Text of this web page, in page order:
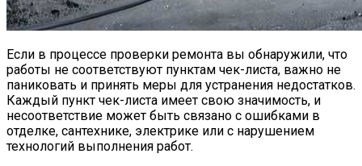
Если в процессе проверки ремонта вы обнаружили, что
работы не соответствуют пунктам чек-листа, важно не
паниковать и принять меры для устранения недостатков.
Каждый пункт чек-листа имеет свою значимость, и
несоответствие может быть связано с ошибками в
отделке, сантехнике, электрике или с нарушением
технологий выполнения работ.